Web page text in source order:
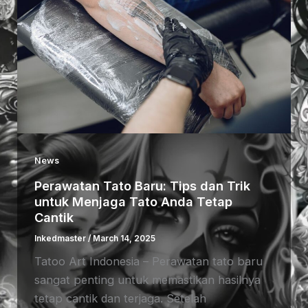
News
Perawatan Tato Baru: Tips dan Trik
untuk Menjaga Tato Anda Tetap
Cantik
Inkedmaster /March 14, 2025
Tatoo Art Indonesia – Perawatan tato baru
sangat penting untuk memastikan hasilnya
tetap cantik dan terjaga. Setelah